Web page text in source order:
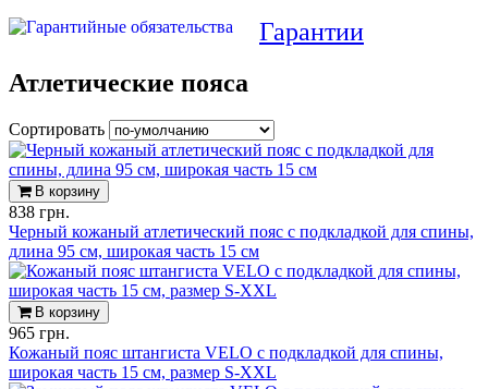
Гарантии
Атлетические пояса
Сортировать
В корзину
838 грн.
Черный кожаный атлетический пояс с подкладкой для спины,
длина 95 см, широкая часть 15 см
В корзину
965 грн.
Кожаный пояс штангиста VELO с подкладкой для спины,
широкая часть 15 см, размер S-XXL